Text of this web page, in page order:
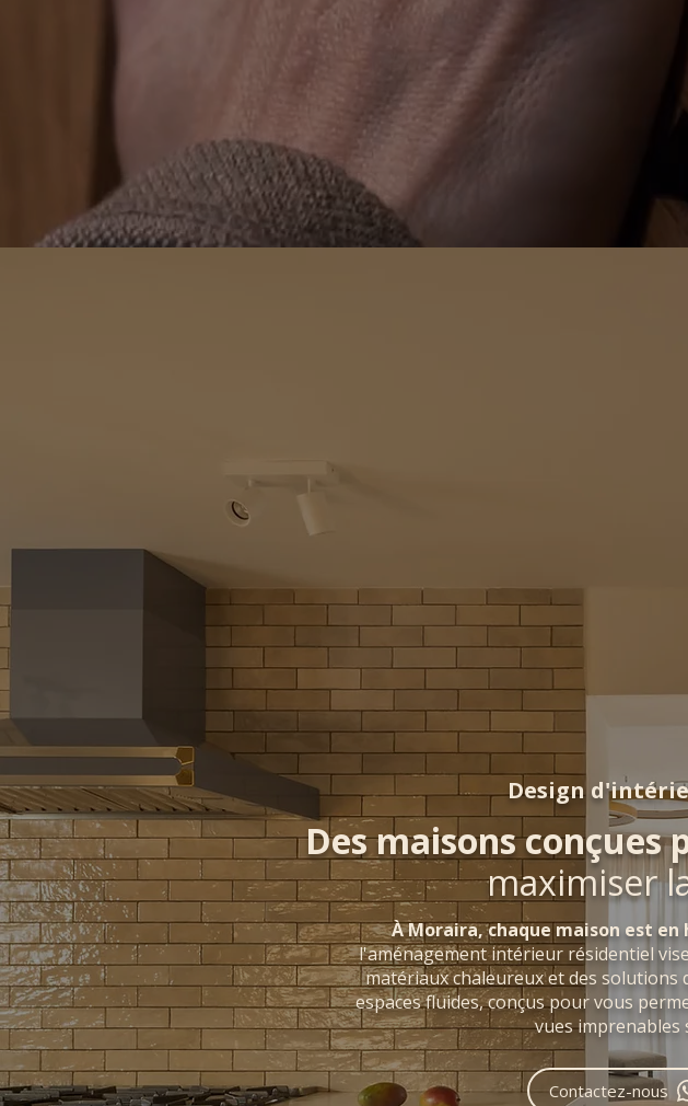
Design
Des maisons
maximiser
À Moraira, chaque maison est
l'aménagement intérieur résidentiel
matériaux chaleureux et des
espaces fluides, conçus pour vous
vues imprenables
Contactez-nous